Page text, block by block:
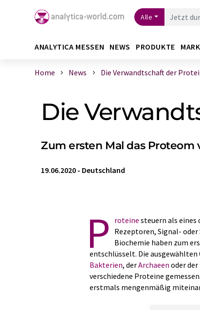
Alle
ANALYTICA MESSEN NEWS PRODUKTE
Home News Die Verwandtschaft der
Die
Zum ersten Mal das Proteom
19.06.2020 - Deutschland
P roteine steuern als eines
Rezeptoren, Signal-
Biochemie haben zum
entschlüsselt. Die ausgewählten
Bakterien, derArchaeen oder der
verschiedene Proteine
erstmals mengenmäßig